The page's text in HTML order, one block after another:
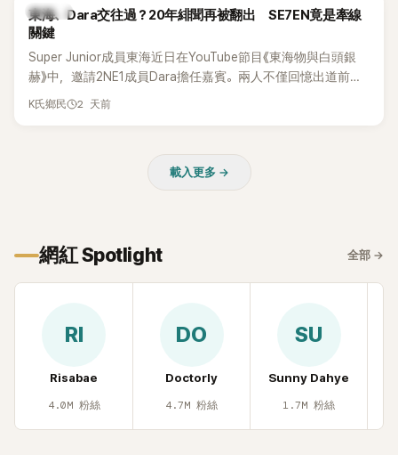
K-POP
東海、Dara交往過？20年緋聞再被翻出 SE7EN竟是牽線
關鍵
Super Junior成員東海近日在YouTube節目《東海物與白頭銀
赫》中，邀請2NE1成員Dara擔任嘉賓。兩人不僅回憶出道前的
青澀往事，也首度聊起當年鬧得沸沸揚揚的緋聞，讓東海忍不
K氏鄉民 2 天前
載入更多 →
網紅 Spotlight 全部 →
RI
Risabae
4.0M 粉絲
DO
Doctorly
4.7M 粉絲
SU
Sunny Dahye
1.7M 粉絲